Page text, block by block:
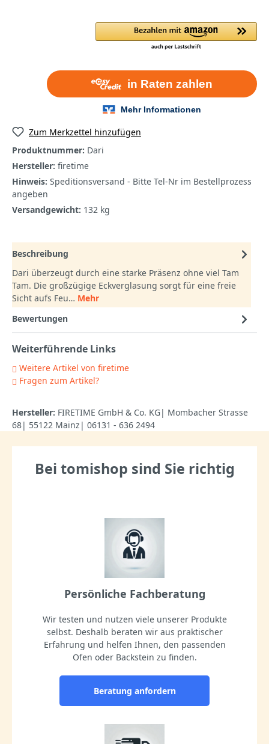
Zum Merkzettel hinzufügen
Produktnummer: Dari
Hersteller: firetime
Hinweis: Speditionsversand - Bitte Tel-Nr im Bestellprozess
angeben
Versandgewicht: 132 kg
Beschreibung
Dari überzeugt durch eine starke Präsenz ohne viel Tam
Tam. Die großzügige Eckverglasung sorgt für eine freie
Sicht aufs Feu… Mehr
Bewertungen
Weiterführende Links
Weitere Artikel von firetime
Fragen zum Artikel?
Hersteller: FIRETIME GmbH & Co. KG| Mombacher Strasse
68| 55122 Mainz| 06131 - 636 2494
Bei tomishop sind Sie richtig
Persönliche Fachberatung
Wir testen und nutzen viele unserer Produkte
selbst. Deshalb beraten wir aus praktischer
Erfahrung und helfen Ihnen, den passenden
Ofen oder Backstein zu finden.
Beratung anfordern